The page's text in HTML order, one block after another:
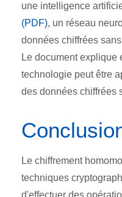
une intelligence
(PDF), un réseau
données chiffrées
Le document explique
technologie peut être
des données chiffrées
Le chiffrement
techniques